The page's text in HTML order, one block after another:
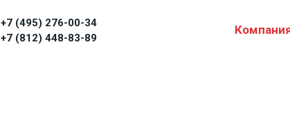
+7 (495) 276-00-34
+7 (812) 448-83-89